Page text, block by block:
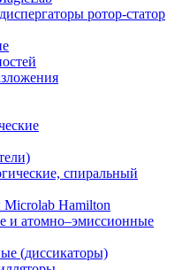
ротор-статор
спиральный
Hamilton
и атомно–эмиссионные
(диссикаторы)